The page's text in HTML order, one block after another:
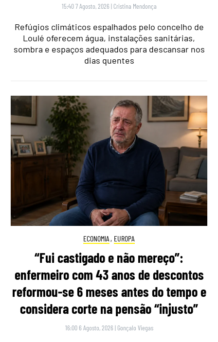
15:40 7 Agosto, 2026 | Cristina Mendonça
Refúgios climáticos espalhados pelo concelho de
Loulé oferecem água, instalações sanitárias,
sombra e espaços adequados para descansar nos
dias quentes
ECONOMIA , EUROPA
“Fui castigado e não mereço”:
enfermeiro com 43 anos de descontos
reformou-se 6 meses antes do tempo e
considera corte na pensão “injusto”
16:00 6 Agosto, 2026 | Gonçalo Viegas